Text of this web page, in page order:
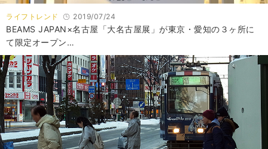
ライフトレンド 2019/07/24
BEAMS JAPAN×名古屋「大名古屋展」が東京・愛知の３ヶ所に
て限定オープン…